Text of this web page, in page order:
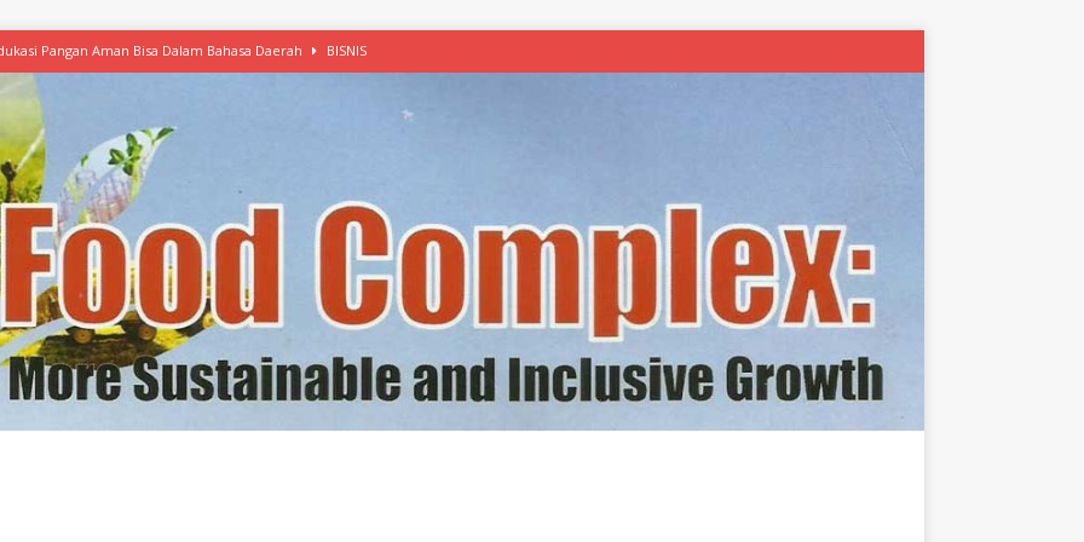
Pangan Aman Bisa Dalam Bahasa Daerah BISNIS
Mulai Ekspansi, IKEA dan MSC Dukung Seafood Berkelanjutan
Free Versi Healthy Choice, Tepung Talas Kimpul Pilihan Menu Sehat
Latih Olah Singkong, KKN Universitas Lampung Kenalkan Sosmocaf
Makanan dengan McCormick, Ciptakan Raksasa Rp1.100 Triliun